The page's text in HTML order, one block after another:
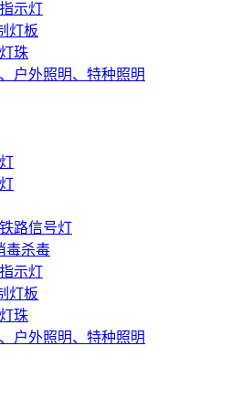
示灯
灯板
珠
户外照明、特种照明
路信号灯
毒杀毒
示灯
灯板
珠
户外照明、特种照明